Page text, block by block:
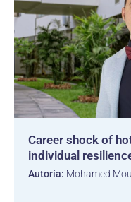
Career shock of
individual
Autoría: Mohamed